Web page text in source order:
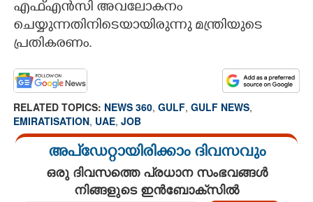
എഫ്‌എൻസി അവലോകനം
ചെയ്യുന്നതിനിടെയായിരുന്നു മന്ത്രിയുടെ
പ്രതികരണം.
RELATED TOPICS: NEWS 360, GULF, GULF NEWS,
EMIRATISATION, UAE, JOB
അപ്ഡേറ്റായിരിക്കാം ദിവസവും
ഒരു ദിവസത്തെ പ്രധാന സംഭവങ്ങൾ
നിങ്ങളുടെ ഇൻബോക്സിൽ